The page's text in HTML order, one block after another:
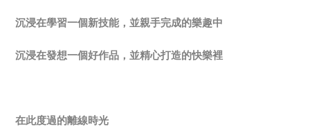
沉浸在學習一個新技能，並親手完成的樂趣中
沉浸在發想一個好作品，並精心打造的快樂裡
在此度過的離線時光